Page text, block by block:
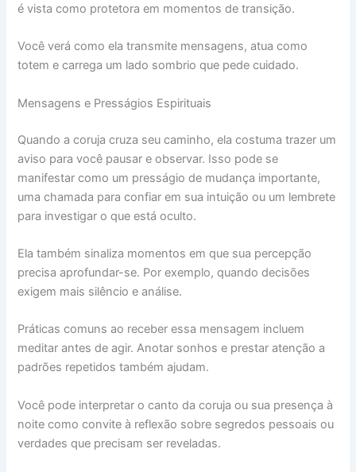
é vista como protetora em momentos de transição.
Você verá como ela transmite mensagens, atua como
totem e carrega um lado sombrio que pede cuidado.
Mensagens e Presságios Espirituais
Quando a coruja cruza seu caminho, ela costuma trazer um
aviso para você pausar e observar. Isso pode se
manifestar como um presságio de mudança importante,
uma chamada para confiar em sua intuição ou um lembrete
para investigar o que está oculto.
Ela também sinaliza momentos em que sua percepção
precisa aprofundar-se. Por exemplo, quando decisões
exigem mais silêncio e análise.
Práticas comuns ao receber essa mensagem incluem
meditar antes de agir. Anotar sonhos e prestar atenção a
padrões repetidos também ajudam.
Você pode interpretar o canto da coruja ou sua presença à
noite como convite à reflexão sobre segredos pessoais ou
verdades que precisam ser reveladas.